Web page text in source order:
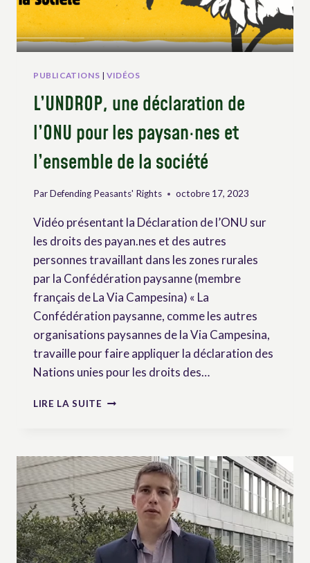
PUBLICATIONS | VIDÉOS
L’UNDROP, une déclaration de
l’ONU pour les paysan·nes et
l’ensemble de la société
ParDefending Peasants' Rights octobre 17, 2023
Vidéo présentant la Déclaration de l’ONU sur
les droits des payan.nes et des autres
personnes travaillant dans les zones rurales
par la Confédération paysanne (membre
français de La Via Campesina) « La
Confédération paysanne, comme les autres
organisations paysannes de la Via Campesina,
travaille pour faire appliquer la déclaration des
Nations unies pour les droits des…
LIRE LA SUITE L’UNDROP,
L’ONU
POUR
LES
PAYSAN·NES
ET
L’ENSEMBLE
DE
LA